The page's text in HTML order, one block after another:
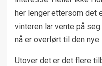
her lenger ettersom det
vinteren lar vente på
nå er overført til den nye
Utover det er det flere